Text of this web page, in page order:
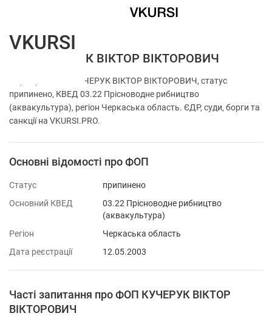
ФОП КУЧЕРУК ВІКТОР ВІКТОРОВИЧ
Перевірка ФОП КУЧЕРУК ВІКТОР ВІКТОРОВИЧ, статус
припинено, КВЕД 03.22 Прісноводне рибництво
(аквакультура), регіон Черкаська область. ЄДР, суди, борги та
санкції на VKURSI.PRO.
Основні відомості про ФОП
Статус
припинено
Основний КВЕД
03.22 Прісноводне рибництво
(аквакультура)
Регіон
Черкаська область
Дата реєстрації
12.05.2003
Часті запитання про ФОП КУЧЕРУК ВІКТОР
ВІКТОРОВИЧ
VKURSI